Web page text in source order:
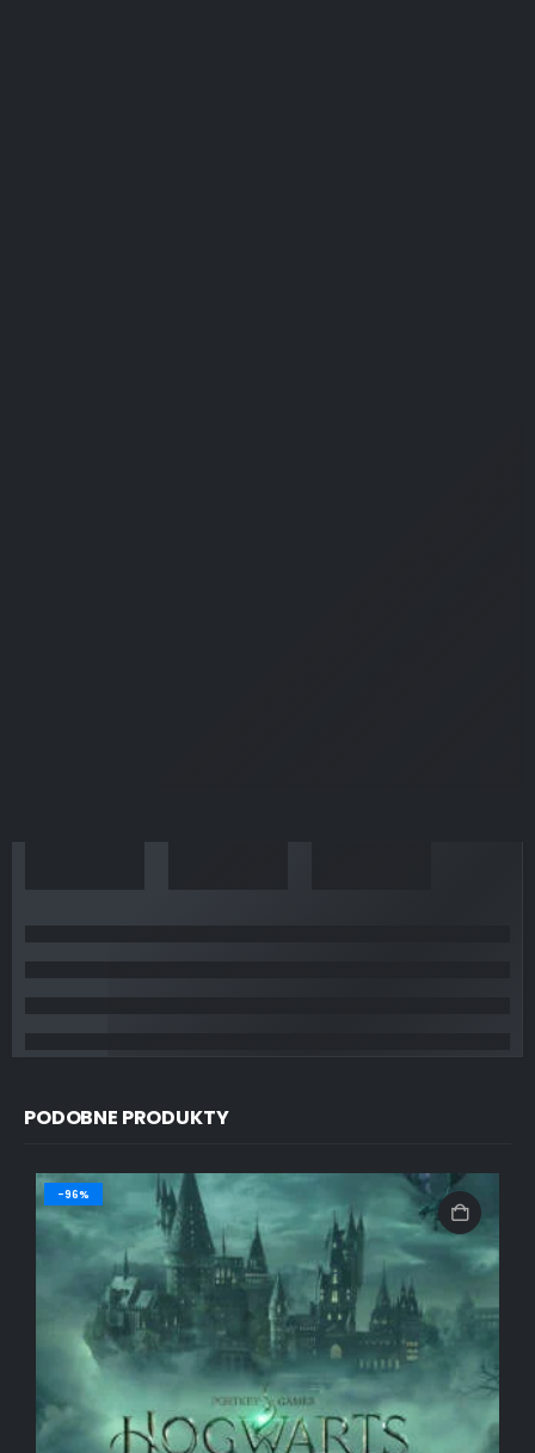
PODOBNE PRODUKTY
-96%